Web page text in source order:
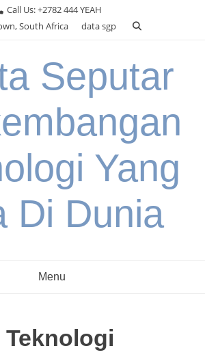
Call Us: +2782 444 YEAH
South Africa
data sgp
Seputar
Yang
Di Dunia
Menu
Teknologi